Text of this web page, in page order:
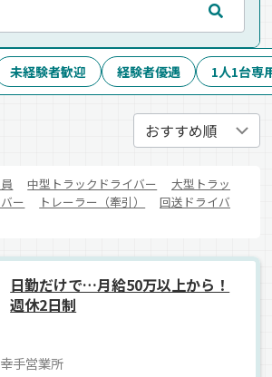
未経験者歓迎 経験者優遇 1人1台専
中型トラックドライバー
大型トラッ
ー
トレーラー（牽引）
回送ドライバ
日勤だけで…月給50万以上から！
週休2日制
手営業所